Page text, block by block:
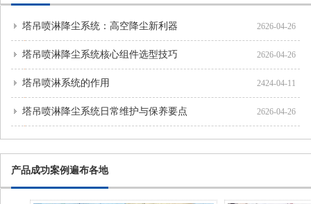
塔吊喷淋降尘系统：高空降尘新利器 2626-04-26
塔吊喷淋降尘系统核心组件选型技巧 2626-04-26
塔吊喷淋系统的作用 2424-04-11
塔吊喷淋降尘系统日常维护与保养要点 2626-04-26
产品成功案例遍布各地